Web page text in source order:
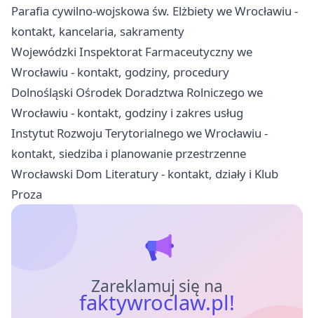
Parafia cywilno-wojskowa św. Elżbiety we Wrocławiu -
kontakt, kancelaria, sakramenty
Wojewódzki Inspektorat Farmaceutyczny we
Wrocławiu - kontakt, godziny, procedury
Dolnośląski Ośrodek Doradztwa Rolniczego we
Wrocławiu - kontakt, godziny i zakres usług
Instytut Rozwoju Terytorialnego we Wrocławiu -
kontakt, siedziba i planowanie przestrzenne
Wrocławski Dom Literatury - kontakt, działy i Klub
Proza
Zareklamuj się na
faktywroclaw.pl!